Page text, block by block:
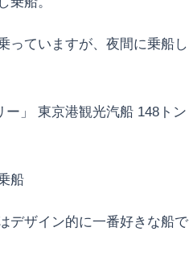
っていますが、夜間に乗船し
」 東京港観光汽船 148トン
船
デザイン的に一番好きな船で